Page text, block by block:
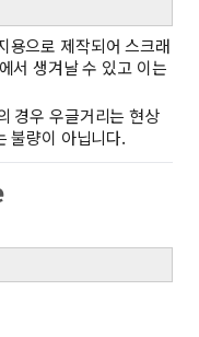
용으로 제작되어 스크래
서 생겨날 수 있고 이는
경우 우글거리는 현상
불량이 아닙니다.